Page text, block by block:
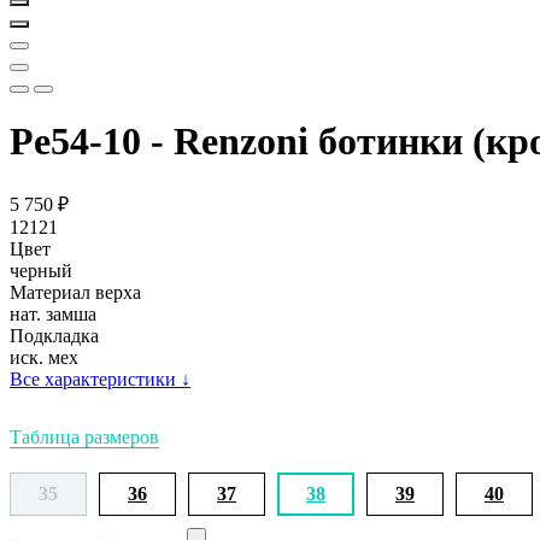
Ре54-10 - Renzoni ботинки
5 750 ₽
12121
Цвет
черный
Материал верха
нат. замша
Подкладка
иск. мех
Все характеристики ↓
Таблица размеров
35 36 37 38 39 40